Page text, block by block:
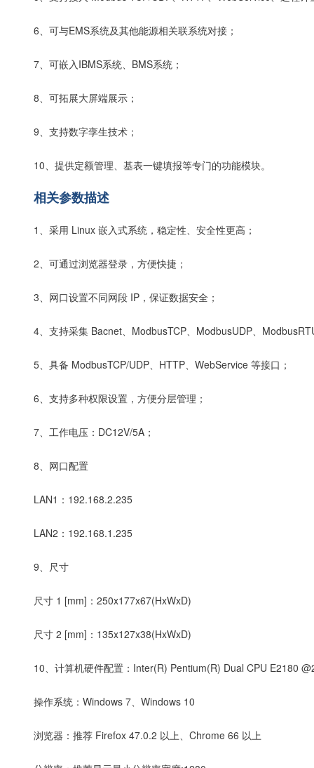
6、可与EMS系统及其他能源相关联系统对接；
7、可嵌入IBMS系统、BMS系统；
8、可拓展大屏端展示；
9、支持数字孪生技术；
10、提供定额管理、基表一键填报等专门的功能模块。
相关参数描述
1、采用 Linux 嵌入式系统，稳定性、安全性更高；
2、可通过浏览器登录，方便快捷；
3、网口设置不同网段 IP，保证数据安全；
4、支持采集 Bacnet、ModbusTCP、ModbusUDP、
5、具备 ModbusTCP/UDP、HTTP、WebService 等接口；
6、支持多种权限设置，方便分层管理；
7、工作电压：DC12V/5A；
8、网口配置
LAN1：192.168.2.235
LAN2：192.168.1.235
9、尺寸
尺寸 1 [mm]：250x177x67(HxWxD)
尺寸 2 [mm]：135x127x38(HxWxD)
10、计算机硬件配置：Inter(R) Pentium(R) Dual CPU E2180
操作系统：Windows 7、Windows 10
浏览器：推荐 Firefox 47.0.2 以上、Chrome 66 以上